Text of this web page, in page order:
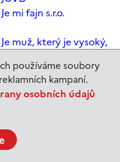
používáme soubory
kampaní.
osobních údajů
mi fajn s.r.o.
muž, který je vysoký,
to jen konec světa
to jen konec světa
du Barry -